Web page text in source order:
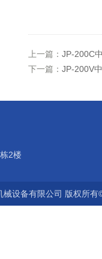
上一篇： JP-200C
下一篇： JP-200V
2楼
械设备有限公司 版权所